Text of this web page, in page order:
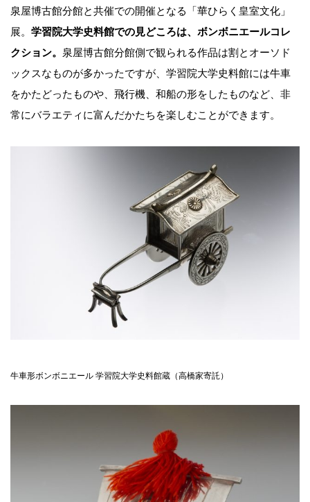
泉屋博古館分館と共催での開催となる「華ひらく皇室文化」
展。 学習院大学史料館での見どころは、ボンボニエールコレ
クション。 泉屋博古館分館側で観られる作品は割とオーソド
ックスなものが多かったですが、学習院大学史料館には牛車
をかたどったものや、飛行機、和船の形をしたものなど、非
常にバラエティに富んだかたちを楽しむことができます。
牛車形ボンボニエール 学習院大学史料館蔵（高橋家寄託）